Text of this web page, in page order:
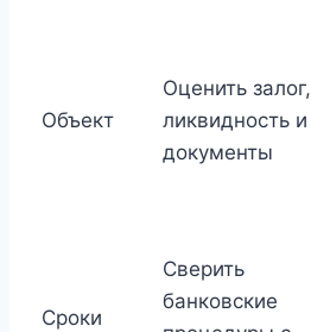
Объект
Оценить залог,
ликвидность и
документы
Сроки
Сверить
банковские